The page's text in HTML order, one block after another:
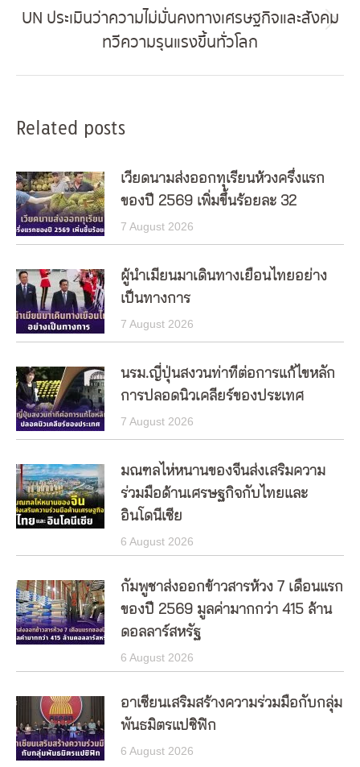
Next
post:
UN ประเมินว่าความไม่มั่นคงทางเศรษฐกิจและสังคม
ทวีความรุนแรงขึ้นทั่วโลก
Related posts
เวียดนามส่งออกทุเรียนห้วงครึ่งแรก
ของปี 2569 เพิ่มขึ้นร้อยละ 32
7 August 2026
ผู้นำเมียนมาเดินทางเยือนไทยอย่าง
เป็นทางการ
7 August 2026
นรม.ญี่ปุ่นสงวนท่าทีต่อการแก้ไขหลัก
การปลอดนิวเคลียร์ของประเทศ
7 August 2026
มณฑลไห่หนานของจีนส่งเสริมความ
ร่วมมือด้านเศรษฐกิจกับไทยและ
อินโดนีเซีย
6 August 2026
กัมพูชาส่งออกข้าวสารห้วง 7 เดือนแรก
ของปี 2569 มูลค่ามากกว่า 415 ล้าน
ดอลลาร์สหรัฐ
6 August 2026
อาเซียนเสริมสร้างความร่วมมือกับกลุ่ม
พันธมิตรแปซิฟิก
6 August 2026